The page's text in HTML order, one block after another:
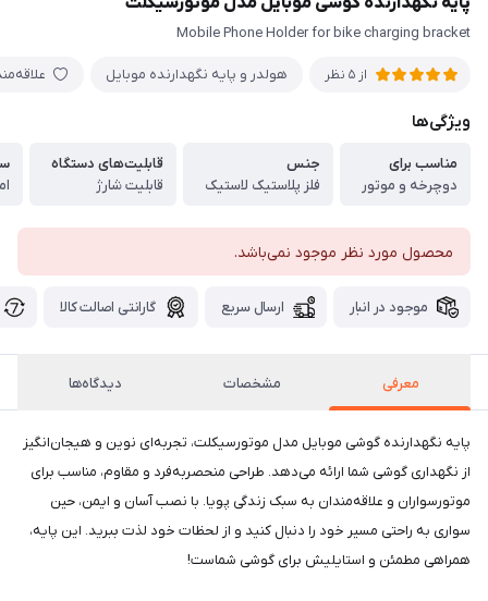
Mobile Phone Holder for bike charging bracket
از 5 نظر هولدر و پایه نگهدارنده موبایل
ویژگی‌ها
مناسب برای
دوچرخه و موتور
جنس
فلز پلاستیک لاستیک
قابلیت‌های دستگاه
قابلیت شارژ
محصول مورد نظر موجود نمی‌باشد.
موجود در انبار ارسال سریع گارانتی اصالت کالا
معرفی مشخصات دیدگاه‌ها
پایه نگهدارنده گوشی موبایل مدل موتورسیکلت، تجربه‌ای نوین و هیجان‌انگیز
از نگهداری گوشی شما ارائه می‌دهد. طراحی منحصربه‌فرد و مقاوم، مناسب برای
موتورسواران و علاقه‌مندان به سبک زندگی پویا. با نصب آسان و ایمن، حین
سواری به راحتی مسیر خود را دنبال کنید و از لحظات خود لذت ببرید. این پایه،
همراهی مطمئن و استایلیش برای گوشی شماست!